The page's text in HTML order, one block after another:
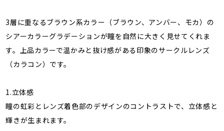
3層に重なるブラウン系カラー（ブラウン、アンバー、モカ）の
シアーカラーグラデーションが瞳を自然に大きく見せてくれま
す。上品カラーで温かみと抜け感がある印象のサークルレンズ
（カラコン）です。
1.立体感
瞳の虹彩とレンズ着色部のデザインのコントラストで、立体感と
輝きが生まれます。